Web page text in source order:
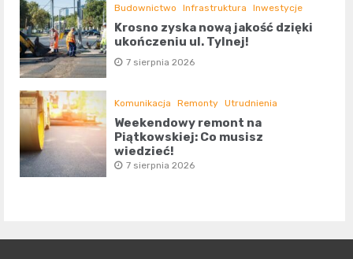
Budownictwo Infrastruktura Inwestycje
Krosno zyska nową jakość dzięki
ukończeniu ul. Tylnej!
7 sierpnia 2026
Komunikacja Remonty Utrudnienia
Weekendowy remont na
Piątkowskiej: Co musisz
wiedzieć!
7 sierpnia 2026